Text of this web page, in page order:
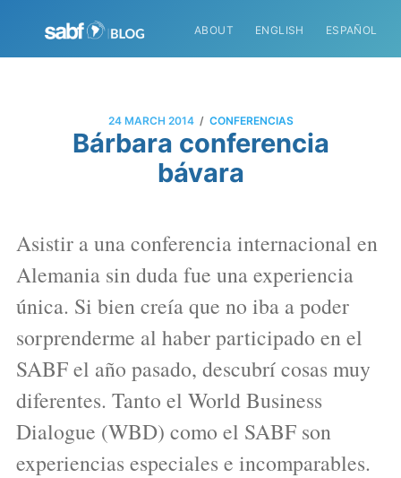
ABOUT ENGLISH ESPAÑOL
24 MARCH 2014 / CONFERENCIAS
Bárbara conferencia
bávara
Asistir a una conferencia internacional en
Alemania sin duda fue una experiencia
única. Si bien creía que no iba a poder
sorprenderme al haber participado en el
SABF el año pasado, descubrí cosas muy
diferentes. Tanto el World Business
Dialogue (WBD) como el SABF son
experiencias especiales e incomparables.